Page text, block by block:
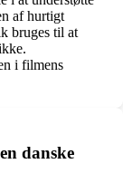
af ​​hurtigt
bruges til at
i filmens
danske